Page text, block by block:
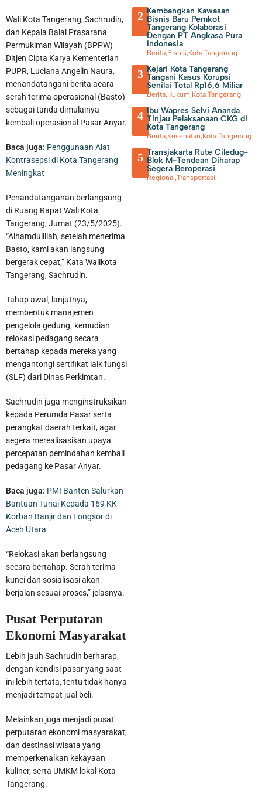
Sambut Kemerdekaan, Walikota Tangerang Beserta Jajaran
Bersih-Bersih Lingkungan
Bandara Soekarno Hatta Jadi Bandara Tersibuk Kedua di Asia
Tenggara Versi OAG
Pelaku Pencurian Sepeda Motor Beserta Penadahnya Dibekuk
Polisi di Karawaci
Wali Kota Tangerang, Sachrudin,
dan Kepala Balai Prasarana
Permukiman Wilayah (BPPW)
Ditjen Cipta Karya Kementerian
PUPR, Luciana Angelin Naura,
menandatangani berita acara
serah terima operasional (Basto)
sebagai tanda dimulainya
kembali operasional Pasar Anyar.
Baca juga: Penggunaan Alat
Kontrasepsi di Kota Tangerang
Meningkat
Penandatanganan berlangsung
di Ruang Rapat Wali Kota
Tangerang, Jumat (23/5/2025).
“Alhamdulillah, setelah menerima
Basto, kami akan langsung
bergerak cepat,” Kata Walikota
Tangerang, Sachrudin.
Tahap awal, lanjutnya,
membentuk manajemen
pengelola gedung. kemudian
relokasi pedagang secara
bertahap kepada mereka yang
mengantongi sertifikat laik fungsi
(SLF) dari Dinas Perkimtan.
Sachrudin juga menginstruksikan
kepada Perumda Pasar serta
perangkat daerah terkait, agar
segera merealisasikan upaya
percepatan pemindahan kembali
pedagang ke Pasar Anyar.
Baca juga: PMI Banten Salurkan
Bantuan Tunai Kepada 169 KK
Korban Banjir dan Longsor di
Aceh Utara
“Relokasi akan berlangsung
secara bertahap. Serah terima
kunci dan sosialisasi akan
berjalan sesuai proses,” jelasnya.
Pusat Perputaran
Ekonomi Masyarakat
Lebih jauh Sachrudin berharap,
dengan kondisi pasar yang saat
ini lebih tertata, tentu tidak hanya
menjadi tempat jual beli.
Melainkan juga menjadi pusat
perputaran ekonomi masyarakat,
dan destinasi wisata yang
memperkenalkan kekayaan
kuliner, serta UMKM lokal Kota
Tangerang.
2 Kembangkan Kawasan
Bisnis Baru Pemkot
Tangerang Kolaborasi
Dengan PT Angkasa Pura
Indonesia
Berita,Bisnis,Kota Tangerang
3 Kejari Kota Tangerang
Tangani Kasus Korupsi
Senilai Total Rp16,6 Miliar
Berita,Hukum,Kota Tangerang
4 Ibu Wapres Selvi Ananda
Tinjau Pelaksanaan CKG di
Kota Tangerang
Berita,Kesehatan,Kota Tangerang
5 Transjakarta Rute Ciledug-
Blok M-Tendean Diharap
Segera Beroperasi
Regional,Transportasi